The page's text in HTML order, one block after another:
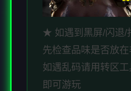
★ 如遇到黑屏/闪退/
先检查品味是否放
如遇乱码请用转区
即可游玩